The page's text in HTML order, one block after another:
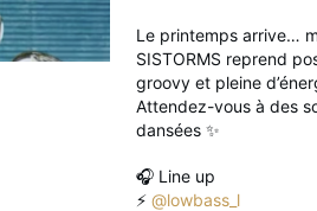
Le printemps arrive…
SISTORMS reprend
groovy et pleine
Attendez-vous à des
dansées ✨
🎧 Line up
⚡@lowbass_l